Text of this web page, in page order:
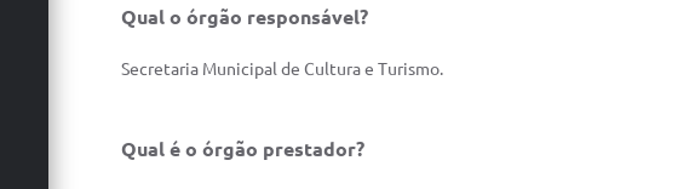
Qual o órgão responsável?
Secretaria Municipal de Cultura e Turismo.
Qual é o órgão prestador?